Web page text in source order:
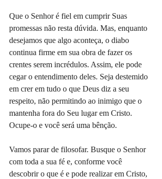
Que o Senhor é fiel em cumprir Suas
promessas não resta dúvida. Mas, enquanto
desejamos que algo aconteça, o diabo
continua firme em sua obra de fazer os
crentes serem incrédulos. Assim, ele pode
cegar o entendimento deles. Seja destemido
em crer em tudo o que Deus diz a seu
respeito, não permitindo ao inimigo que o
mantenha fora do Seu lugar em Cristo.
Ocupe-o e você será uma bênção.
Vamos parar de filosofar. Busque o Senhor
com toda a sua fé e, conforme você
descobrir o que é e pode realizar em Cristo,